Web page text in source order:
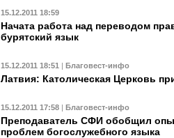
15.12.2011 18:59
Начата работа над переводом
бурятский язык
15.12.2011 18:51 | Благовест-инфо
Латвия: Католическая Церковь
15.12.2011 17:58 | Благовест-инфо
Преподаватель СФИ обобщил
проблем богослужебного языка